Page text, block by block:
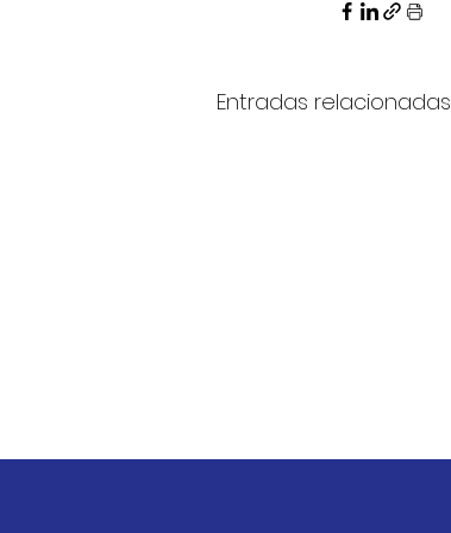
Entradas relacionadas